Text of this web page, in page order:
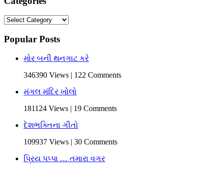
Categories
Popular Posts
મોર બની થનગાટ કરે
346390 Views | 122 Comments
મંગલ મંદિર ખોલો
181124 Views | 19 Comments
દેશભક્તિના ગીતો
109937 Views | 30 Comments
પ્રિય પપ્પા … તમારા વગર